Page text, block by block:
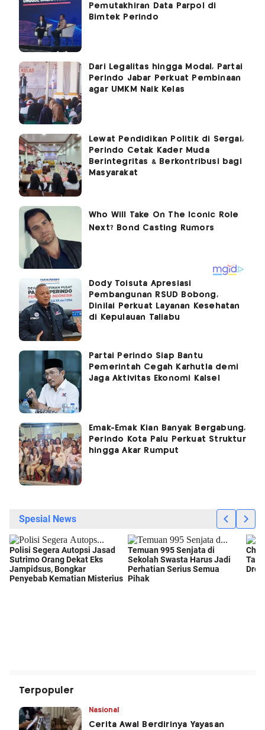
Pemutakhiran Data Parpol di
Bimtek Perindo
Dari Legalitas hingga Modal, Partai
Perindo Jabar Perkuat Pembinaan
agar UMKM Naik Kelas
Lewat Pendidikan Politik di Sergai,
Perindo Cetak Kader Muda
Berintegritas & Berkontribusi bagi
Masyarakat
Dody Toisuta Apresiasi
Pembangunan RSUD Bobong,
Dinilai Perkuat Layanan Kesehatan
di Kepulauan Taliabu
Partai Perindo Siap Bantu
Pemerintah Cegah Karhutla demi
Jaga Aktivitas Ekonomi Kalsel
Emak-Emak Kian Banyak Bergabung,
Perindo Kota Palu Perkuat Struktur
hingga Akar Rumput
Terpopuler
Nasional
Cerita Awal Berdirinya Yayasan